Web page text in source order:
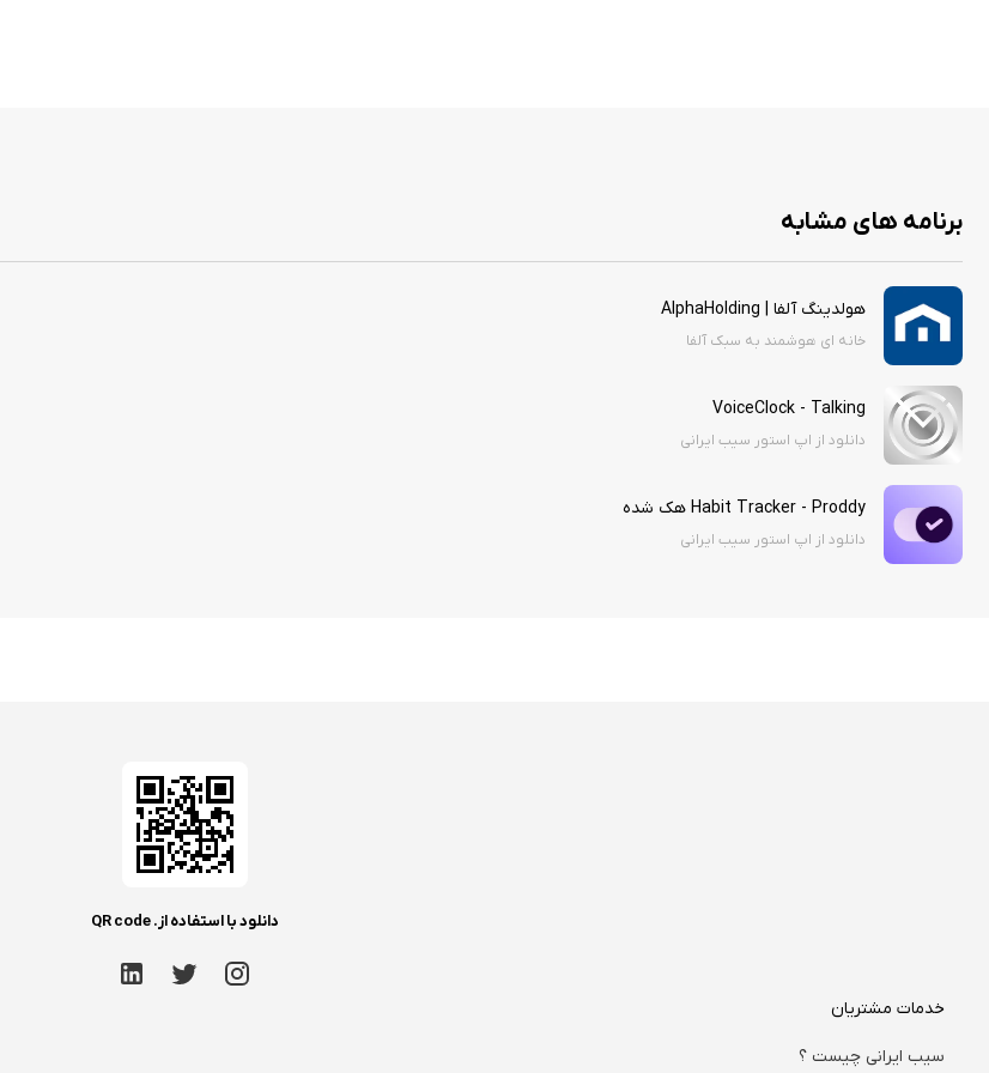
برنامه های مشابه
هولدینگ آلفا | AlphaHolding
خانه ای هوشمند به سبک آلفا
VoiceClock - Talking
دانلود از اپ استور سیب ایرانی
Habit Tracker - Proddy هک شده
دانلود از اپ استور سیب ایرانی
دانلود با استفاده از. QR code
خدمات مشتریان
سیب ایرانی چیست ؟